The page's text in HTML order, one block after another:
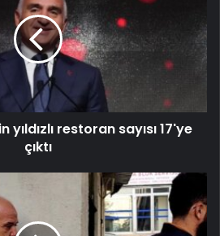
restoran sayısı 17'ye
çıktı